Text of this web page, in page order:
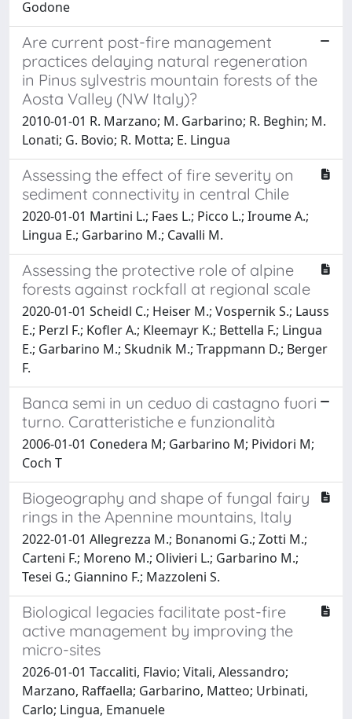
Godone
Are current post-fire management
practices delaying natural regeneration
in Pinus sylvestris mountain forests of the
Aosta Valley (NW Italy)?
2010-01-01 R. Marzano; M. Garbarino; R. Beghin; M.
Lonati; G. Bovio; R. Motta; E. Lingua
Assessing the effect of fire severity on
sediment connectivity in central Chile
2020-01-01 Martini L.; Faes L.; Picco L.; Iroume A.;
Lingua E.; Garbarino M.; Cavalli M.
Assessing the protective role of alpine
forests against rockfall at regional scale
2020-01-01 Scheidl C.; Heiser M.; Vospernik S.; Lauss
E.; Perzl F.; Kofler A.; Kleemayr K.; Bettella F.; Lingua
E.; Garbarino M.; Skudnik M.; Trappmann D.; Berger
F.
Banca semi in un ceduo di castagno fuori
turno. Caratteristiche e funzionalità
2006-01-01 Conedera M; Garbarino M; Pividori M;
Coch T
Biogeography and shape of fungal fairy
rings in the Apennine mountains, Italy
2022-01-01 Allegrezza M.; Bonanomi G.; Zotti M.;
Carteni F.; Moreno M.; Olivieri L.; Garbarino M.;
Tesei G.; Giannino F.; Mazzoleni S.
Biological legacies facilitate post-fire
active management by improving the
micro-sites
2026-01-01 Taccaliti, Flavio; Vitali, Alessandro;
Marzano, Raffaella; Garbarino, Matteo; Urbinati,
Carlo; Lingua, Emanuele